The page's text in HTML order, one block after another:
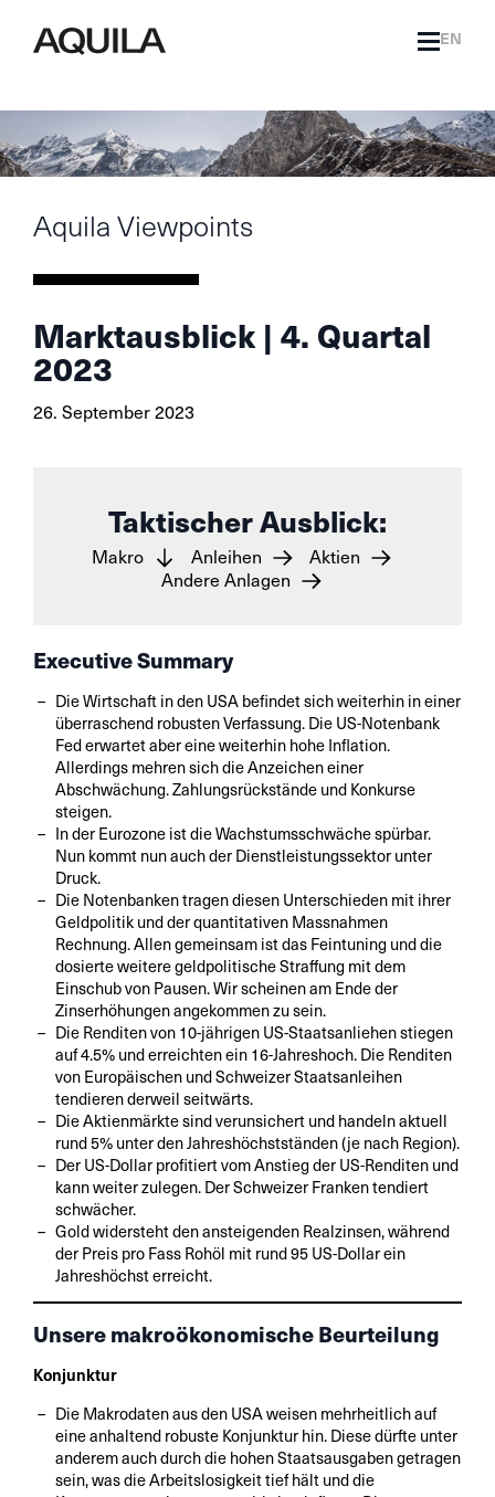
EN
Aquila Viewpoints
Marktausblick | 4. Quartal
2023
26. September 2023
Taktischer Ausblick:
Makro Anleihen
Aktien
Andere Anlagen
Executive Summary
Die Wirtschaft in den USA befindet sich weiterhin in einer
überraschend robusten Verfassung. Die US-Notenbank
Fed erwartet aber eine weiterhin hohe Inflation.
Allerdings mehren sich die Anzeichen einer
Abschwächung. Zahlungsrückstände und Konkurse
steigen.
In der Eurozone ist die Wachstumsschwäche spürbar.
Nun kommt nun auch der Dienstleistungssektor unter
Druck.
Die Notenbanken tragen diesen Unterschieden mit ihrer
Geldpolitik und der quantitativen Massnahmen
Rechnung. Allen gemeinsam ist das Feintuning und die
dosierte weitere geldpolitische Straffung mit dem
Einschub von Pausen. Wir scheinen am Ende der
Zinserhöhungen angekommen zu sein.
Die Renditen von 10-jährigen US-Staatsanliehen stiegen
auf 4.5% und erreichten ein 16-Jahreshoch. Die Renditen
von Europäischen und Schweizer Staatsanleihen
tendieren derweil seitwärts.
Die Aktienmärkte sind verunsichert und handeln aktuell
rund 5% unter den Jahreshöchstständen (je nach Region).
Der US-Dollar profitiert vom Anstieg der US-Renditen und
kann weiter zulegen. Der Schweizer Franken tendiert
schwächer.
Gold widersteht den ansteigenden Realzinsen, während
der Preis pro Fass Rohöl mit rund 95 US-Dollar ein
Jahreshöchst erreicht.
Unsere makroökonomische Beurteilung
Konjunktur
Die Makrodaten aus den USA weisen mehrheitlich auf
eine anhaltend robuste Konjunktur hin. Diese dürfte unter
anderem auch durch die hohen Staatsausgaben getragen
sein, was die Arbeitslosigkeit tief hält und die